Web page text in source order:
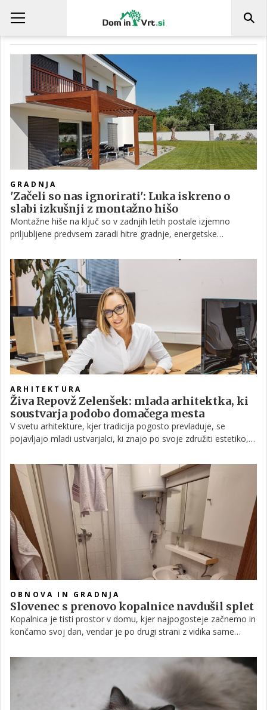
MOJ PROJEKT
GRADNJA
'Začeli so nas ignorirati': Luka iskreno o
slabi izkušnji z montažno hišo
Montažne hiše na ključ so v zadnjih letih postale izjemno
priljubljene predvsem zaradi hitre gradnje, energetske
A praksa ni vedno tako brezskrbna, kot obljubljajo oglasi.
ARHITEKTURA
Živa Repovž Zelenšek: mlada arhitektka, ki
soustvarja podobo domačega mesta
V svetu arhitekture, kjer tradicija pogosto prevladuje, se
pojavljajo mladi ustvarjalci, ki znajo po svoje združiti estetiko,
Repovž Zelenšek, mlada arhitektka, ki s svojimi projekti
soustvarja podobo domačega mesta in hkrati razmišlja o
prihodnosti urbanih prostorov.
OBNOVA IN GRADNJA
Slovenec s prenovo kopalnice navdušil splet
Kopalnica je tisti prostor v domu, kjer najpogosteje začnemo in
končamo svoj dan, vendar je po drugi strani z vidika same
krivo dejstvo, da je obnova lahko precej zahtevna, hkrati pa je
potreben velik finančni vložek. A če smo vsaj malo iznajdljivi in
pripravljeni vložiti nekaj truda, lahko tudi stara kopalnica kmalu
zaživi v popolnoma novi luči. To dokazuje tudi Jure Korber, ki je
se z izzivom prenove kopalnice spopadel prvič – kako dobro mu